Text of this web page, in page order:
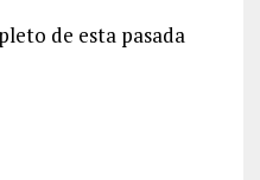
de esta pasada